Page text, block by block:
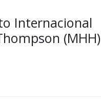
Internacional
(MHH)